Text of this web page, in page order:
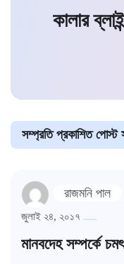
কালার
সম্প্রতি প্রকাশিত পোস্ট
রাজমনি পাল
জুলাই ২৪, ২০১৭
মানবদেহ সম্পর্কে